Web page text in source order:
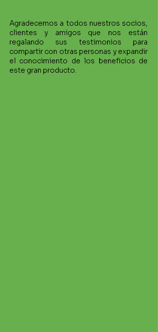
Agradecemos a todos nuestros socios,
clientes y amigos que nos están
regalando sus testimonios para
compartir con otras personas y expandir
el conocimiento de los beneficios de
este gran producto.